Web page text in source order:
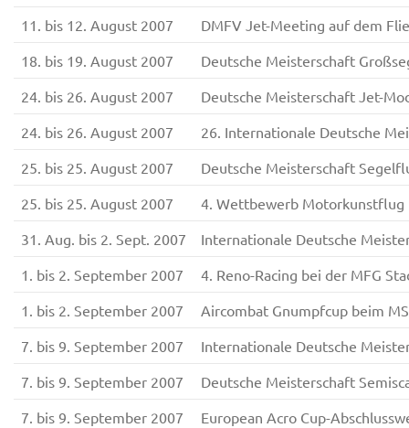
11. bis 12. August 2007
DMFV Jet-Meeting auf dem
18. bis 19. August 2007
Deutsche Meisterschaft
24. bis 26. August 2007
Deutsche Meisterschaft Jet-
24. bis 26. August 2007
26. Internationale Deutsche
25. bis 25. August 2007
Deutsche Meisterschaft
25. bis 25. August 2007
4. Wettbewerb Motorkunstflug
31. Aug. bis 2. Sept. 2007
Internationale Deutsche
1. bis 2. September 2007
4. Reno-Racing bei der MFG
1. bis 2. September 2007
Aircombat Gnumpfcup beim
7. bis 9. September 2007
Internationale Deutsche
7. bis 9. September 2007
Deutsche Meisterschaft
7. bis 9. September 2007
European Acro Cup-